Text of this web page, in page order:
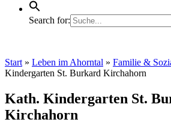
Search for:
Start » Leben im Ahorntal » Familie &
Kindergarten St. Burkard Kirchahorn
Kath. Kindergarten St.
Kirchahorn